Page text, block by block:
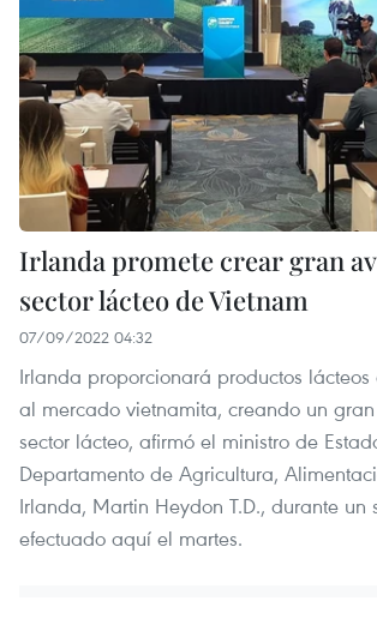
Irlanda promete crear gran
sector lácteo de Vietnam
07/09/2022 04:32
Irlanda proporcionará productos
al mercado vietnamita, creando un
sector lácteo, afirmó el ministro de
Departamento de Agricultura,
Irlanda, Martin Heydon T.D., durante un
efectuado aquí el martes.